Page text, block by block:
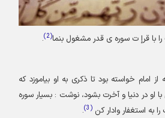
با قرإ ت سوره ى قدر مشغول بنما(
2
)
.
امام خواسته بود تا ذكرى به او بياموزد كه
در دنيا و آخرت بشود، نوشت : بسيار سوره
به استغفار وادار كن(
)